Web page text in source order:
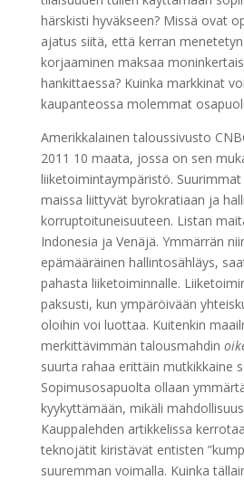
härskisti hyväkseen? Missä ovat
ajatus siitä, että kerran
korjaaminen maksaa
hankittaessa? Kuinka markkinat
kaupanteossa molemmat
Amerikkalainen taloussivusto
2011 10 maata, jossa on sen
liiketoimintaympäristö.
maissa liittyvät byrokratiaan ja
korruptoituneisuuteen. Listan
Indonesia ja Venäjä. Ymmärrän
epämääräinen hallintosähläys,
pahasta liiketoiminnalle.
paksusti, kun ympäröivään
oloihin voi luottaa. Kuitenkin
merkittävimmän talousmahdin
suurta rahaa erittäin mutkikkaine
Sopimusosapuolta ollaan
kyykyttämään, mikäli
Kauppalehden artikkelissa
teknojätit kiristävät entisten
suuremman voimalla. Kuinka